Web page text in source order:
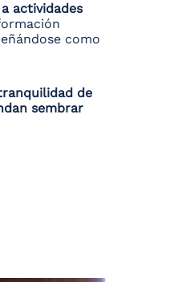
actividades
como
de
sembrar